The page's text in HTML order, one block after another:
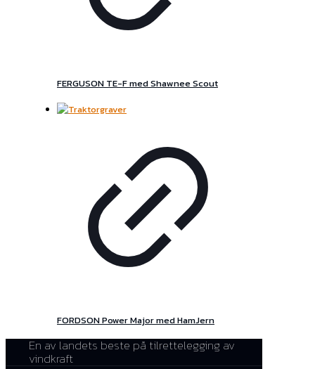
FERGUSON TE-F med Shawnee Scout
FORDSON Power Major med HamJern
En av landets beste på tilrettelegging av
vindkraft